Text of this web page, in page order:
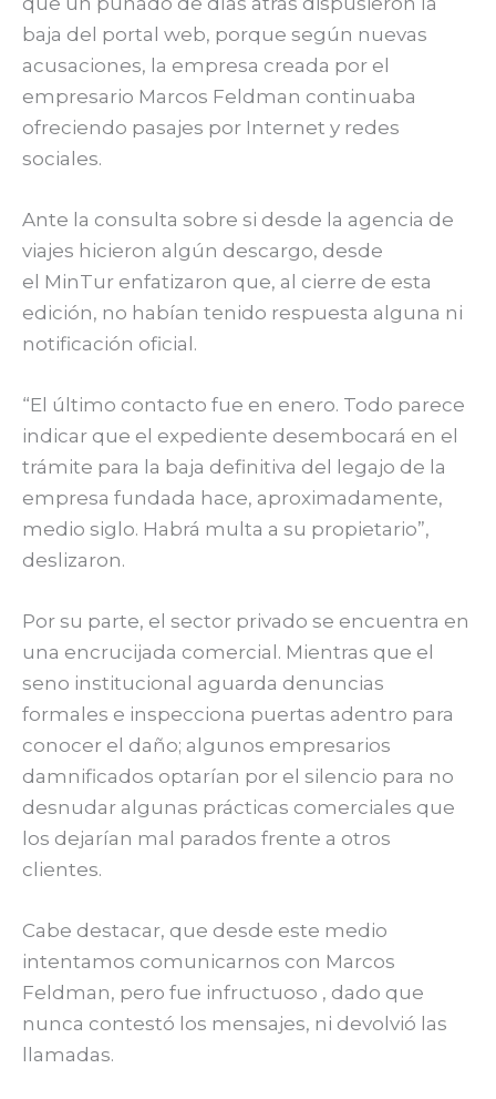
baja del portal web, porque según nuevas
acusaciones, la empresa creada por el
empresario Marcos Feldman continuaba
ofreciendo pasajes por Internet y redes
sociales.
Ante la consulta sobre si desde la agencia de
viajes hicieron algún descargo, desde
el MinTur enfatizaron que, al cierre de esta
edición, no habían tenido respuesta alguna ni
notificación oficial.
“El último contacto fue en enero. Todo parece
indicar que el expediente desembocará en el
trámite para la baja definitiva del legajo de la
empresa fundada hace, aproximadamente,
medio siglo. Habrá multa a su propietario”,
deslizaron.
Por su parte, el sector privado se encuentra en
una encrucijada comercial. Mientras que el
seno institucional aguarda denuncias
formales e inspecciona puertas adentro para
conocer el daño; algunos empresarios
damnificados optarían por el silencio para no
desnudar algunas prácticas comerciales que
los dejarían mal parados frente a otros
clientes.
Cabe destacar, que desde este medio
intentamos comunicarnos con Marcos
Feldman, pero fue infructuoso , dado que
nunca contestó los mensajes, ni devolvió las
llamadas.